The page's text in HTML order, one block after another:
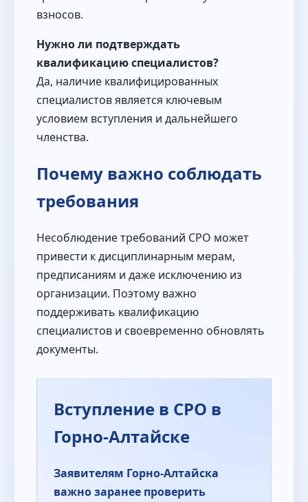
взносов.
Нужно ли подтверждать
квалификацию специалистов?
Да, наличие квалифицированных
специалистов является ключевым
условием вступления и дальнейшего
членства.
Почему важно соблюдать
требования
Несоблюдение требований СРО может
привести к дисциплинарным мерам,
предписаниям и даже исключению из
организации. Поэтому важно
поддерживать квалификацию
специалистов и своевременно обновлять
документы.
Вступление в СРО в
Горно-Алтайске
Заявителям Горно-Алтайска
важно заранее проверить